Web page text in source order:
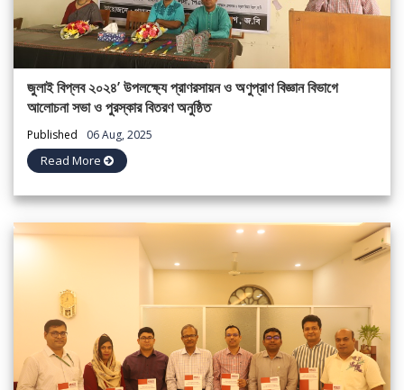
জুলাই বিপ্লব ২০২৪’ উপলক্ষ্যে প্রাণরসায়ন ও অণুপ্রাণ বিজ্ঞান বিভাগে
আলোচনা সভা ও পুরস্কার বিতরণ অনুষ্ঠিত
Published 06 Aug, 2025
Read More